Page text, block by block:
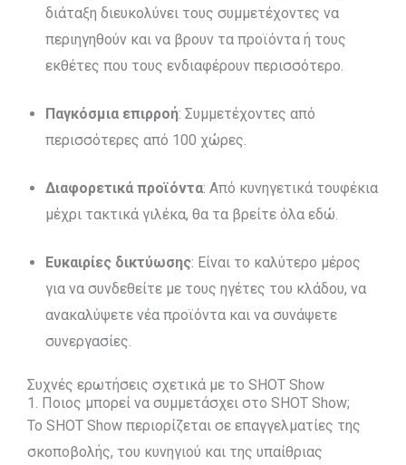
διάταξη διευκολύνει τους συμμετέχοντες να
περιηγηθούν και να βρουν τα προϊόντα ή τους
εκθέτες που τους ενδιαφέρουν περισσότερο.
Παγκόσμια επιρροή: Συμμετέχοντες από
περισσότερες από 100 χώρες.
Διαφορετικά προϊόντα: Από κυνηγετικά τουφέκια
μέχρι τακτικά γιλέκα, θα τα βρείτε όλα εδώ.
Ευκαιρίες δικτύωσης: Είναι το καλύτερο μέρος
για να συνδεθείτε με τους ηγέτες του κλάδου, να
ανακαλύψετε νέα προϊόντα και να συνάψετε
συνεργασίες.
Συχνές ερωτήσεις σχετικά με το SHOT Show
1. Ποιος μπορεί να συμμετάσχει στο SHOT Show;
Το SHOT Show περιορίζεται σε επαγγελματίες της
σκοποβολής, του κυνηγιού και της υπαίθριας